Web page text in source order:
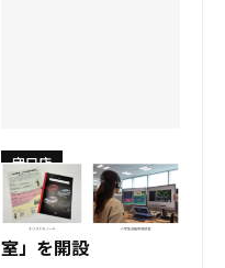
三菱自動車、「2026
年 小学生自動車相談
室」を開設
守口店